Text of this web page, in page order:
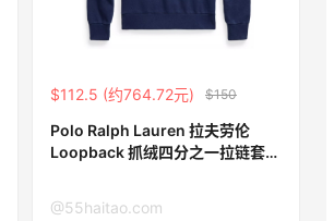
$112.5 (约764.72元) $150
Polo Ralph Lauren 拉夫劳伦
Loopback 抓绒四分之一拉链套头
@55haitao.com
羊毛薅的实在有点多～积攒的最后一篇羊
除了面膜，我还薅到面霜、粉底液、润肤
乳、安睡裤等等
08月07日